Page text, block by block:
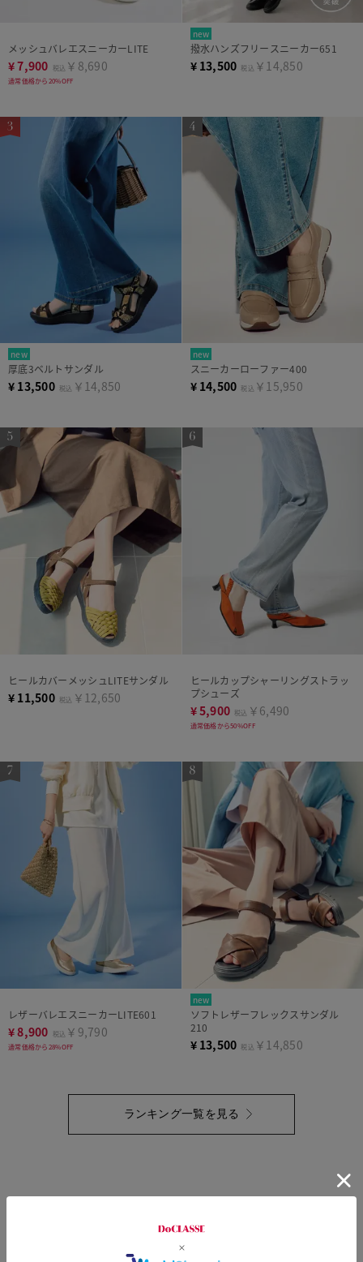
メッシュバレエスニーカーLITE
¥7,900 税込 ￥8,690
通常価格から20%OFF
new
撥水ハンズフリースニーカー651
¥ 13,500 税込 ￥14,850
new
厚底3ベルトサンダル
¥ 13,500 税込 ￥14,850
new
スニーカーローファー400
¥ 14,500 税込 ￥15,950
ヒールカバーメッシュLITEサンダル
¥ 11,500 税込 ￥12,650
ヒールカップシャーリングストラッ
プシューズ
¥5,900 税込 ￥6,490
通常価格から50%OFF
レザーバレエスニーカーLITE601
¥8,900 税込 ￥9,790
通常価格から28%OFF
new
ソフトレザーフレックスサンダル
210
¥ 13,500 税込 ￥14,850
ランキング一覧を見る